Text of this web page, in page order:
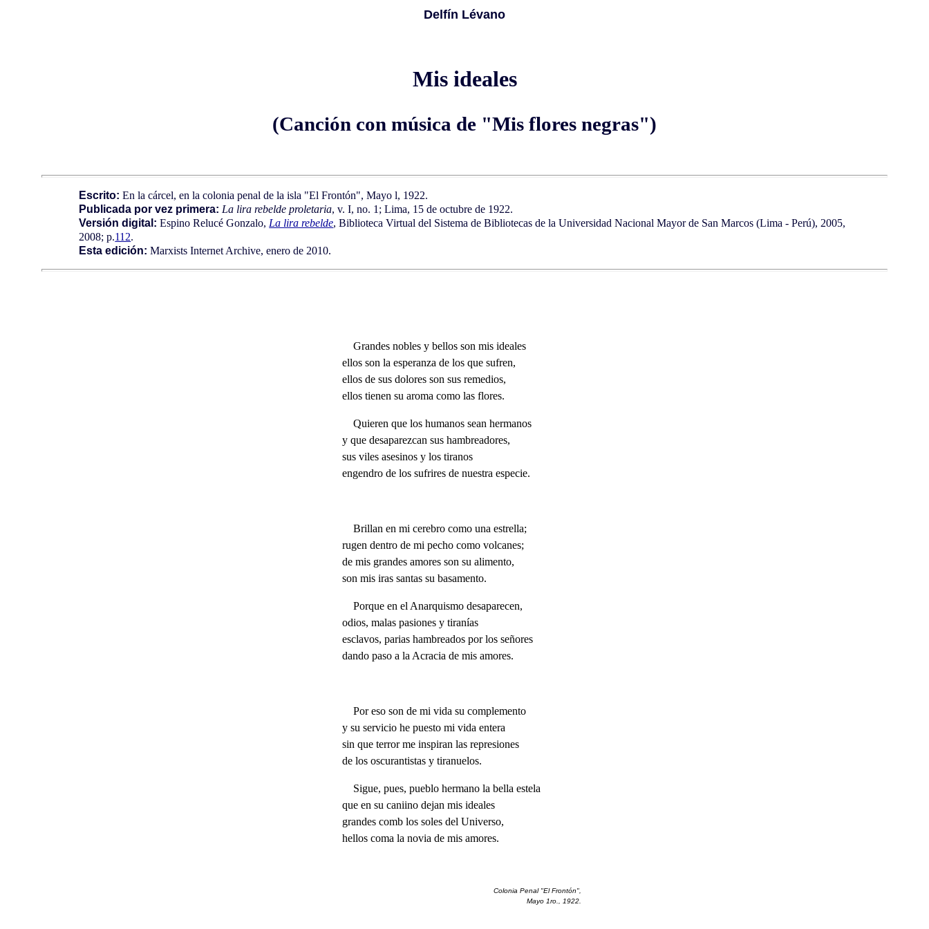
Delfín Lévano
Mis ideales
(Canción con música de "Mis flores negras")
Escrito: En la cárcel, en la colonia penal de la isla "El Frontón", Mayo l, 1922.
Publicada por vez primera: La lira rebelde proletaria, v. I, no. 1; Lima, 15 de octubre de 1922.
Versión digital: Espino Relucé Gonzalo, La lira rebelde, Biblioteca Virtual del Sistema de Bibliotecas de la Universidad Nacional Mayor de San Marcos (Lima - Perú), 2005,
2008; p.112.
Esta edición: Marxists Internet Archive, enero de 2010.
Grandes nobles y bellos son mis ideales
ellos son la esperanza de los que sufren,
ellos de sus dolores son sus remedios,
ellos tienen su aroma como las flores.
Quieren que los humanos sean hermanos
y que desaparezcan sus hambreadores,
sus viles asesinos y los tiranos
engendro de los sufrires de nuestra especie.
Brillan en mi cerebro como una estrella;
rugen dentro de mi pecho como volcanes;
de mis grandes amores son su alimento,
son mis iras santas su basamento.
Porque en el Anarquismo desaparecen,
odios, malas pasiones y tiranías
esclavos, parias hambreados por los señores
dando paso a la Acracia de mis amores.
Por eso son de mi vida su complemento
y su servicio he puesto mi vida entera
sin que terror me inspiran las represiones
de los oscurantistas y tiranuelos.
Sigue, pues, pueblo hermano la bella estela
que en su caniino dejan mis ideales
grandes comb los soles del Universo,
hellos coma la novia de mis amores.
Colonia Penal "El Frontón",
Mayo 1ro., 1922.